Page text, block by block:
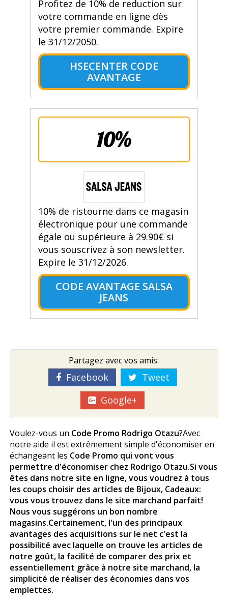
Profitez de 10% de reduction sur
votre commande en ligne dès
votre premier commande. Expire
le 31/12/2050.
HSECENTER CODE
AVANTAGE
10%
10% de ristourne dans ce magasin
électronique pour une commande
égale ou supérieure à 29.90€ si
vous souscrivez à son newsletter.
Expire le 31/12/2026.
CODE AVANTAGE SALSA
JEANS
Partagez avec vos amis:
Facebook
Tweet
Google+
Voulez-vous un Code Promo Rodrigo Otazu?Avec
notre aide il est extrêmement simple d'économiser en
échangeant les Code Promo qui vont vous
permettre d'économiser chez Rodrigo Otazu.Si vous
êtes dans notre site en ligne, vous voudrez à tous
les coups choisir des articles de Bijoux, Cadeaux:
vous vous trouvez dans le site marchand parfait!
Nous vous suggérons un bon nombre
magasins.Certainement, l'un des principaux
avantages des acquisitions sur le net c'est la
possibilité avec laquelle on trouve les articles de
notre goût, la facilité de comparer des prix et
essentiellement grâce à notre site marchand, la
simplicité de réaliser des économies dans vos
emplettes.